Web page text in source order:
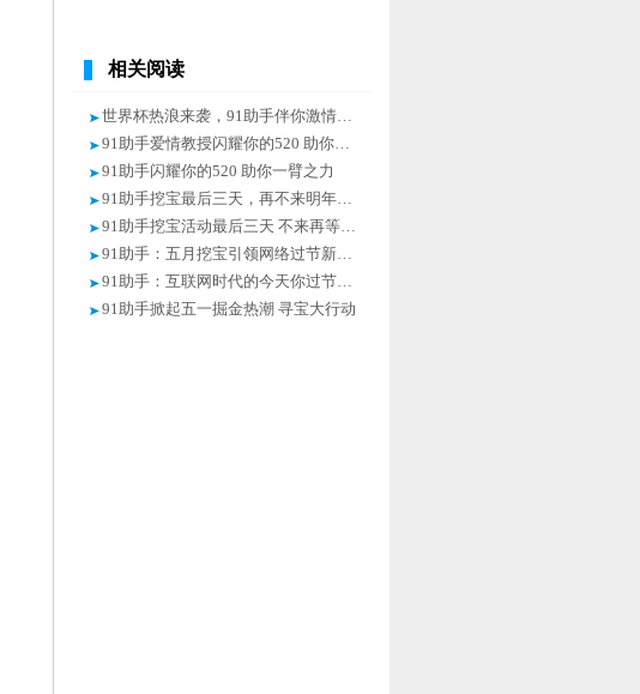
相关阅读
世界杯热浪来袭，91助手伴你激情一夏
91助手爱情教授闪耀你的520 助你成功
91助手闪耀你的520 助你一臂之力
91助手挖宝最后三天，再不来明年见！
91助手挖宝活动最后三天 不来再等一年
91助手：五月挖宝引领网络过节新玩法
91助手：互联网时代的今天你过节了吗
91助手掀起五一掘金热潮 寻宝大行动